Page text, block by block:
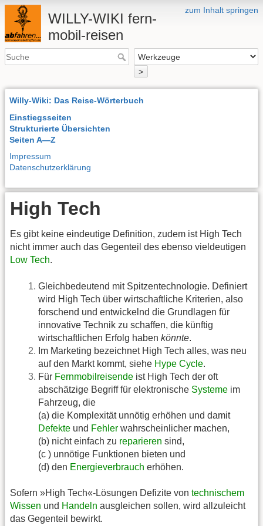
zum Inhalt springen
WILLY-WIKI fern-
mobil-reisen
>
Willy-Wiki: Das Reise-Wörterbuch
Einstiegsseiten
Strukturierte Übersichten
Seiten A—Z
Impressum
Datenschutzerklärung
High Tech
Es gibt keine eindeutige Definition, zudem ist High Tech
nicht immer auch das Gegenteil des ebenso vieldeutigen
Low Tech.
Gleichbedeutend mit Spitzentechnologie. Definiert
wird High Tech über wirtschaftliche Kriterien, also
forschend und entwickelnd die Grundlagen für
innovative Technik zu schaffen, die künftig
wirtschaftlichen Erfolg haben könnte.
Im Marketing bezeichnet High Tech alles, was neu
auf den Markt kommt, siehe Hype Cycle.
Für Fernmobilreisende ist High Tech der oft
abschätzige Begriff für elektronische Systeme im
Fahrzeug, die
(a) die Komplexität unnötig erhöhen und damit
Defekte und Fehler wahrscheinlicher machen,
(b) nicht einfach zu reparieren sind,
(c ) unnötige Funktionen bieten und
(d) den Energieverbrauch erhöhen.
Sofern »High Tech«-Lösungen Defizite von technischem
Wissen und Handeln ausgleichen sollen, wird allzuleicht
das Gegenteil bewirkt.